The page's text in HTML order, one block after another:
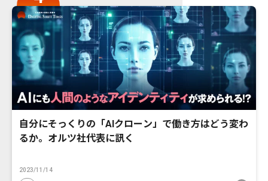
自分にそっくりの「AIクローン」で働き方はどう変わ
るか。オルツ社代表に訊く
2023/11/14